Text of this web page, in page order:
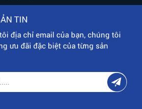
TIN
địa chỉ email của bạn, chúng tôi
ưu đãi đặc biệt của từng sản